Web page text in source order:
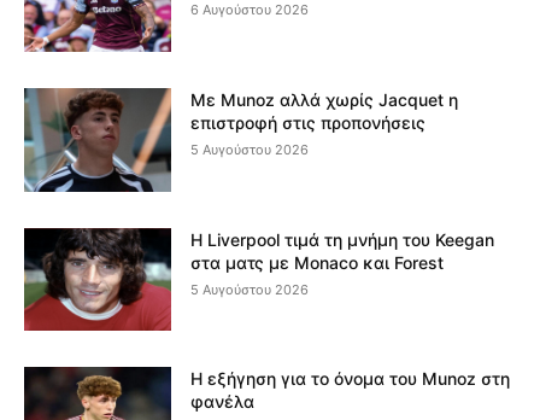
6 Αυγούστου 2026
Με Munoz αλλά χωρίς Jacquet η
επιστροφή στις προπονήσεις
5 Αυγούστου 2026
Η Liverpool τιμά τη μνήμη του Keegan
στα ματς με Monaco και Forest
5 Αυγούστου 2026
Η εξήγηση για το όνομα του Munoz στη
φανέλα